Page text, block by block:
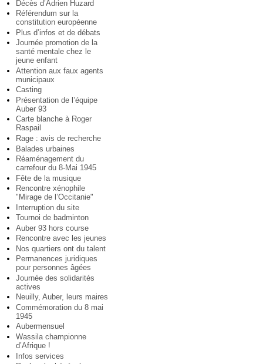
Décès d’Adrien Huzard
Référendum sur la
constitution européenne
Plus d’infos et de débats
Journée promotion de la
santé mentale chez le
jeune enfant
Attention aux faux agents
municipaux
Casting
Présentation de l’équipe
Auber 93
Carte blanche à Roger
Raspail
Rage : avis de recherche
Balades urbaines
Réaménagement du
carrefour du 8-Mai 1945
Fête de la musique
Rencontre xénophile
"Mirage de l’Occitanie"
Interruption du site
Tournoi de badminton
Auber 93 hors course
Rencontre avec les jeunes
Nos quartiers ont du talent
Permanences juridiques
pour personnes âgées
Journée des solidarités
actives
Neuilly, Auber, leurs maires
Commémoration du 8 mai
1945
Aubermensuel
Wassila championne
d’Afrique !
Infos services